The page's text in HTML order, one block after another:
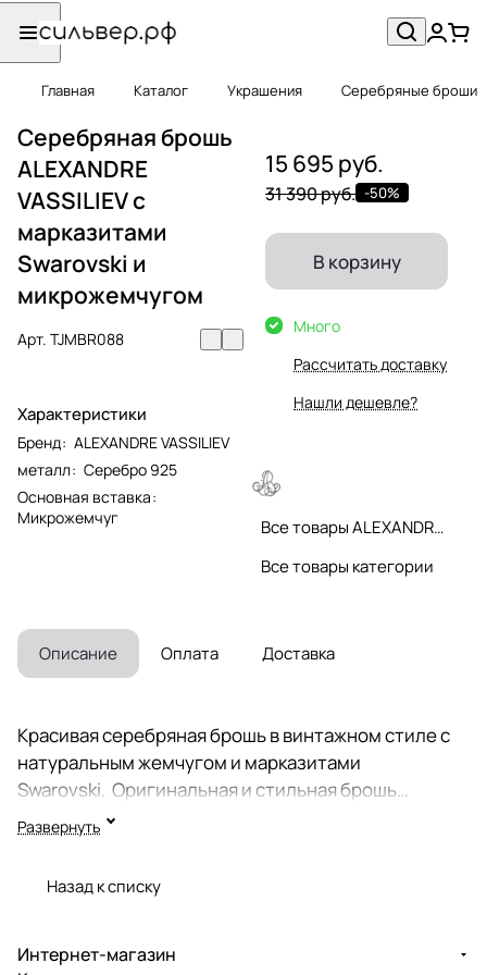
Главная Каталог Украшения Серебряные броши
Серебряная брошь
ALEXANDRE
VASSILIEV с
марказитами
Swarovski и
микрожемчугом
Арт. TJMBR088
Характеристики
Бренд: ALEXANDRE VASSILIEV
металл: Серебро 925
Основная вставка:
Микрожемчуг
15 695 руб.
31 390 руб. -50%
В корзину
Много
Рассчитать доставку
Нашли дешевле?
Все товары ALEXANDRE VASSILIEV
Все товары категории
Описание Оплата Доставка
Красивая серебряная брошь в винтажном стиле с
натуральным жемчугом и марказитами
Swarovski. Оригинальная и стильная брошь
украшена редкими микро жемчужинами, которые
добывают в Японском море. Ручная работа.
камнем выгодно подчеркнут вашу
винтаж и старину. Черненое серебро надежно
Развернуть
Назад к списку
Интернет-магазин